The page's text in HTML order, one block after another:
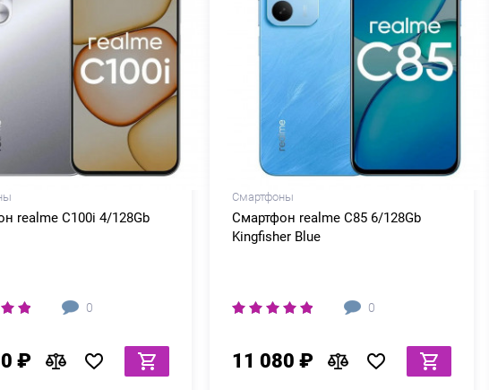
realme C100i 4/128Gb
0
₽
Смартфоны
Смартфон realme C85 6/128Gb
Kingfisher Blue
0
11 080 ₽